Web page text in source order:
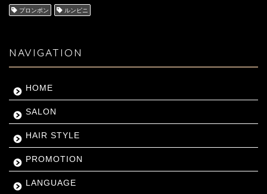
プロンポン ルンピニ
NAVIGATION
HOME
SALON
HAIR STYLE
PROMOTION
LANGUAGE